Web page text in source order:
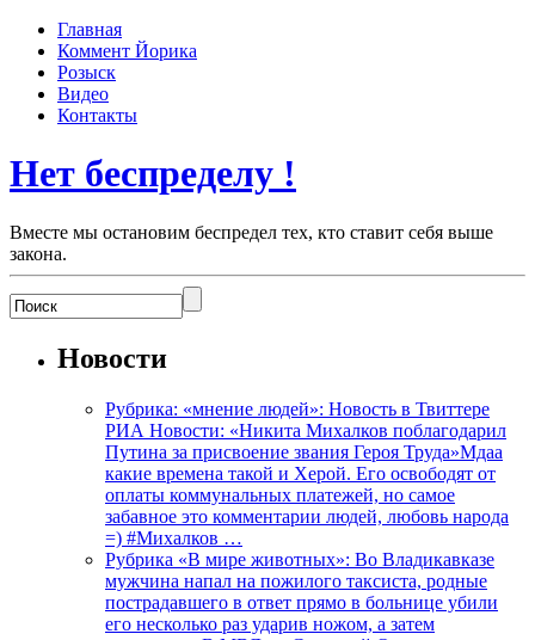
Главная
Коммент Йорика
Розыск
Видео
Контакты
Нет беспределу !
Вместе мы остановим беспредел тех, кто ставит себя выше
закона.
Новости
Рубрика: «мнение людей»: Новость в Твиттере
РИА Новости: «Никита Михалков поблагодарил
Путина за присвоение звания Героя Труда»Мдаа
какие времена такой и Херой. Его освободят от
оплаты коммунальных платежей, но самое
забавное это комментарии людей, любовь народа
=) #Михалков …
Рубрика «В мире животных»: Во Владикавказе
мужчина напал на пожилого таксиста, родные
пострадавшего в ответ прямо в больнице убили
его несколько раз ударив ножом, а затем